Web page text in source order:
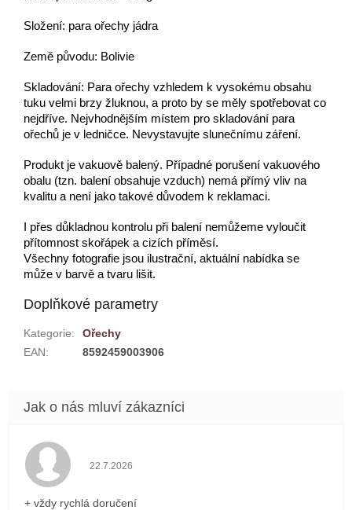
Složení: para ořechy jádra
Země původu: Bolivie
Skladování: Para ořechy vzhledem k vysokému obsahu
tuku velmi brzy žluknou, a proto by se měly spotřebovat co
nejdříve. Nejvhodnějším místem pro skladování para
ořechů je v ledničce. Nevystavujte slunečnímu záření.
Produkt je vakuově balený. Případné porušení vakuového
obalu (tzn. balení obsahuje vzduch) nemá přímý vliv na
kvalitu a není jako takové důvodem k reklamaci.
I přes důkladnou kontrolu při balení nemůžeme vyloučit
přítomnost skořápek a cizích příměsí.
Všechny fotografie jsou ilustrační, aktuální nabídka se
může v barvě a tvaru lišit.
Doplňkové parametry
Kategorie:
Ořechy
EAN: 8592459003906
Hodnocení obchodu je 5 z 5 hvězdiček.
22.7.2026
+ vždy rychlá doručení